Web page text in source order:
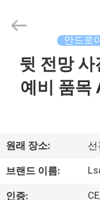
동
영
2015
Automobile
Electron
안드로
뒷 전망 사
예비 품목
원래 장소: 선
브랜드 이름:
인증: